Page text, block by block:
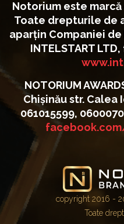
Notorium este
Toate drepturile de
aparțin Companiei
INTELSTART
NOTORIUM
Chișinău str. Calea
061015599,
copyright 2016 -
Toate